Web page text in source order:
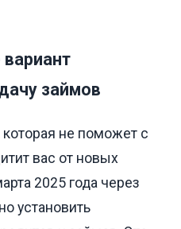
займов
не поможет с
вас от новых
2025 года через
установить